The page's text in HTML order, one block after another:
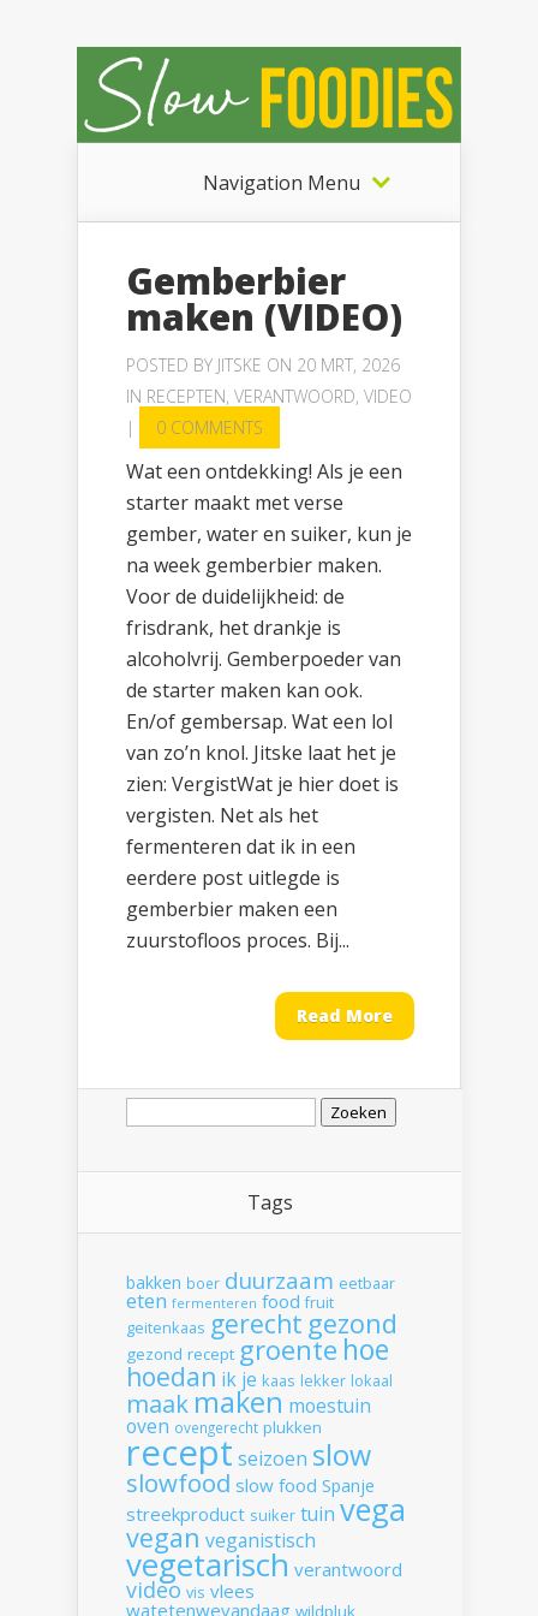
Navigation Menu
Gemberbier
maken (VIDEO)
POSTED BY JITSKE ON 20 MRT, 2026
IN RECEPTEN, VERANTWOORD, VIDEO
|
0 COMMENTS
Wat een ontdekking! Als je een
starter maakt met verse
gember, water en suiker, kun je
na week gemberbier maken.
Voor de duidelijkheid: de
frisdrank, het drankje is
alcoholvrij. Gemberpoeder van
de starter maken kan ook.
En/of gembersap. Wat een lol
van zo’n knol. Jitske laat het je
zien: VergistWat je hier doet is
vergisten. Net als het
fermenteren dat ik in een
eerdere post uitlegde is
gemberbier maken een
zuurstofloos proces. Bij...
Read More
Zoeken
Tags
bakken boer duurzaam eetbaar
eten fermenteren food fruit
geitenkaas gerecht gezond
gezond recept groente hoe
hoedan ik je kaas lekker lokaal
maak maken moestuin
oven ovengerecht plukken
recept seizoen slow
slowfood slow food Spanje
streekproduct suiker tuin vega
vegan veganistisch
vegetarisch verantwoord
video vis vlees
watetenwevandaag wildpluk